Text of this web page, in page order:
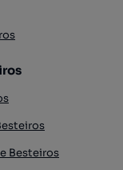
Besteiros